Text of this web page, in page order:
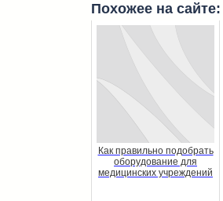
Похожее на сайте:
Как правильно подобрать
оборудование для
медицинских учреждений